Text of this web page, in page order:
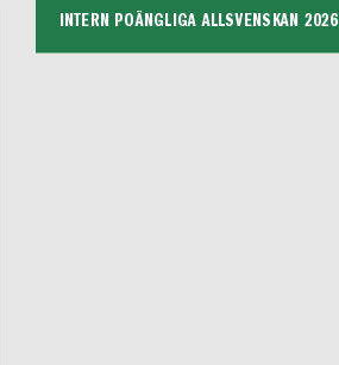
INTERN POÄNGLIGA ALLSVENSKAN 2026